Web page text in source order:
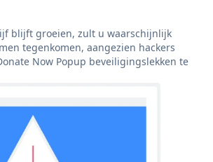
blijft groeien, zult u waarschijnlijk
tegenkomen, aangezien hackers
Now Popup beveiligingslekken te